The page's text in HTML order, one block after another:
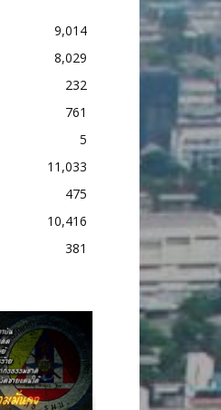
9,014
8,029
232
761
5
11,033
475
10,416
381